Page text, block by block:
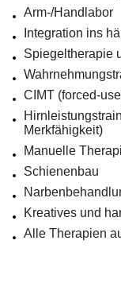
Arm-/Handlabor
Integration ins
Spiegeltherapie
CIMT (forced-
Merkfähigkeit)
Manuelle
Schienenbau
Kreatives und
Alle Therapien